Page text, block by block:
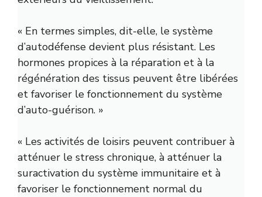
« En termes simples, dit-elle, le système
d’autodéfense devient plus résistant. Les
hormones propices à la réparation et à la
régénération des tissus peuvent être libérées
et favoriser le fonctionnement du système
d’auto-guérison. »
« Les activités de loisirs peuvent contribuer à
atténuer le stress chronique, à atténuer la
suractivation du système immunitaire et à
favoriser le fonctionnement normal du